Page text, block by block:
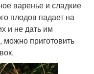
варенье и сладкие
плодов падает на
и не дать им
можно приготовить